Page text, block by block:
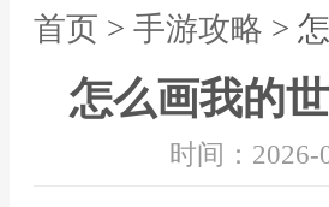
首页 > 手游攻略 >
怎么画我的
时间：2026-